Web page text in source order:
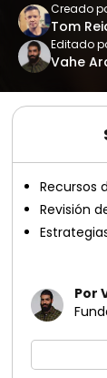
Creado
Tom
Editado
Vahe
Recursos
Revisión
Por